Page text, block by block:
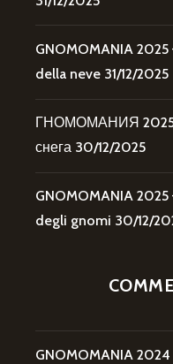
GNOMOMANIA
della neve 31/12/2025
ГНОМОМАНИЯ 2025
снега 30/12/2025
GNOMOMANIA
degli gnomi 30/12/
GNOMOMANIA